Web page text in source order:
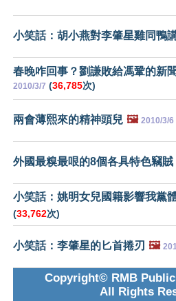
小笑話：胡小燕對李肇星雞同鴨
春晚咋回事？劉謙敗給馮鞏的新
2010/3/7 (36,785次)
兩會薄熙來的精神頭兒 🖼️ 2010/3/6
外國最糗最哏的8個各具特色竊賊
小笑話：姚明女兒國籍影響我黨
(33,762次)
小笑話：李肇星的匕首捲刃 🖼️
Copyright© RMB
All Rights